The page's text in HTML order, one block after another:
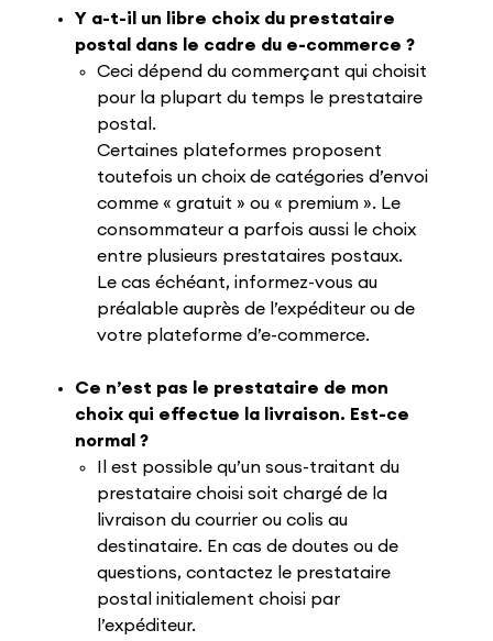
Y a-t-il un libre choix du prestataire
postal dans le cadre du e-commerce ?
Ceci dépend du commerçant qui choisit
pour la plupart du temps le prestataire
postal.
Certaines plateformes proposent
toutefois un choix de catégories d’envoi
comme « gratuit » ou « premium ». Le
consommateur a parfois aussi le choix
entre plusieurs prestataires postaux.
Le cas échéant, informez-vous au
préalable auprès de l’expéditeur ou de
votre plateforme d’e-commerce.
Ce n’est pas le prestataire de mon
choix qui effectue la livraison. Est-ce
normal ?
Il est possible qu’un sous-traitant du
prestataire choisi soit chargé de la
livraison du courrier ou colis au
destinataire. En cas de doutes ou de
questions, contactez le prestataire
postal initialement choisi par
l’expéditeur.